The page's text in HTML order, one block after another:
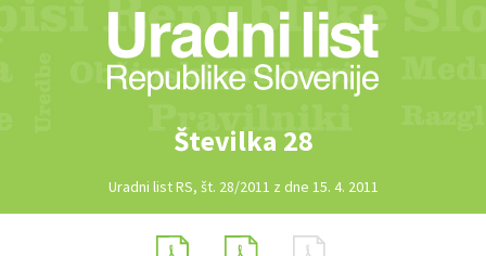
Številka 28
Uradni list RS, št. 28/2011 z dne 15. 4. 2011